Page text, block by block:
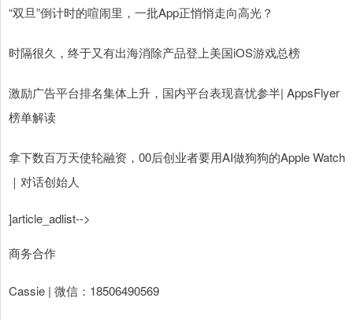
“双旦”倒计时的喧闹里，一批App正悄悄走向高光？
时隔很久，终于又有出海消除产品登上美国iOS游戏总榜
激励广告平台排名集体上升，国内平台表现喜忧参半| AppsFlyer
榜单解读
拿下数百万天使轮融资，00后创业者要用AI做狗狗的Apple Watch
｜对话创始人
]article_adlist-->
商务合作
Cassie | 微信：18506490569